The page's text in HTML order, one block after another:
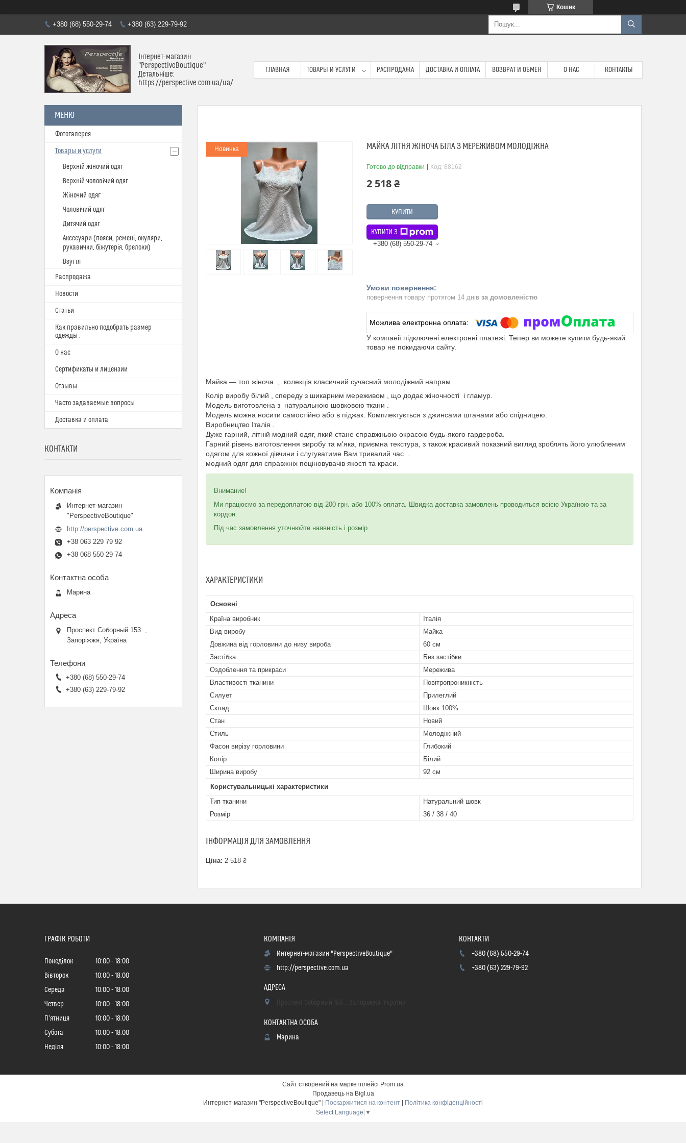
Кошик
+380 (68) 550-29-74 +380 (63) 229-79-92
Інтернет-магазин
"PerspectiveBoutique"
Детальніше:
https://perspective.com.ua/ua/
ГЛАВНАЯ ТОВАРЫ И УСЛУГИ РАСПРОДАЖА ДОСТАВКА И ОПЛАТА ВОЗВРАТ И ОБМЕН О НАС КОНТАКТЫ
Новинка МАЙКА ЛІТНЯ ЖІНОЧА БІЛА З МЕРЕЖИВОМ МОЛОДІЖНА
Готово до відправки Код: 88162
2 518 ₴
КУПИТИ
КУПИТИ З
+380 (68) 550-29-74
повернення товару протягом 14 днів за домовленістю
У компанії підключені електронні платежі. Тепер ви можете купити будь-який
товар не покидаючи сайту.
Майка — топ жіноча , колекція класичний сучасний молодіжний напрям .
Колір виробу білий , спереду з шикарним мереживом , що додає жіночності і гламур.
Модель виготовлена з натуральною шовковою ткани .
Модель можна носити самостійно або в піджак. Комплектується з джинсами штанами або спідницею.
Виробництво Італія .
Дуже гарний, літній модний одяг, який стане справжньою окрасою будь-якого гардероба.
Гарний рівень виготовлення виробу та м'яка, приємна текстура, з також красивий показний вигляд зроблять його улюбленим
одягом для кожної дівчини і слугуватиме Вам тривалий час .
модний одяг для справжніх поціновувачів якості та краси.
Внимание!
Ми працюємо за передоплатою від 200 грн. або 100% оплата. Швидка доставка замовлень проводиться всією Україною та за
кордон.
Під час замовлення уточнюйте наявність і розмір.
ХАРАКТЕРИСТИКИ
Основні
Країна виробник
Італія
Вид виробу
Майка
Довжина від горловини до низу вироба
60 см
Застібка
Без застібки
Оздоблення та прикраси
Мережива
Властивості тканини
Повітропроникність
Силует
Прилеглий
Склад
Шовк 100%
Стан
Новий
Стиль
Молодіжний
Фасон вирізу горловини
Глибокий
Колір
Білий
Ширина виробу
92 см
Користувальницькі характеристики
Тип тканини
Натуральний шовк
Розмір
36 / 38 / 40
ІНФОРМАЦІЯ ДЛЯ ЗАМОВЛЕННЯ
Ціна: 2 518 ₴
Фотогалерея
Товары и услуги
Верхній жіночий одяг
Верхній чоловічий одяг
Жіночий одяг
Чоловічий одяг
Дитячий одяг
Аксесуари (пояси, ремені, окуляри,
рукавички, біжутерія, брелоки)
Взуття
Распродажа
Новости
Статьи
Как правильно подобрать размер
одежды .
О нас
Сертификаты и лицензии
Отзывы
Часто задаваемые вопросы
Доставка и оплата
КОНТАКТИ
Интернет-магазин
"PerspectiveBoutique"
http://perspective.com.ua
+38 063 229 79 92
+38 068 550 29 74
Марина
Проспект Соборный 153 .,
Запоріжжя, Україна
+380 (68) 550-29-74
+380 (63) 229-79-92
ГРАФІК РОБОТИ
Понеділок 10:00
18:00
Вівторок
10:00
18:00
Середа
10:00
18:00
Четвер
10:00
18:00
Пʼятниця
10:00
18:00
Субота
10:00
18:00
Неділя
10:00 18:00
Интернет-магазин "PerspectiveBoutique"
http://perspective.com.ua
Марина
+380 (68) 550-29-74
+380 (63) 229-79-92
Сайт створений на маркетплейсі Prom.ua
Продавець на Bigl.ua
Поскаржитися на контент
Політика конфіденційності
Select Language ▼